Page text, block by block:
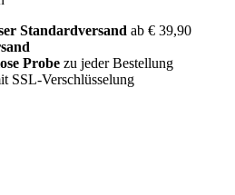
Standardversand ab € 39,90
Probe zu jeder Bestellung
SSL-Verschlüsselung